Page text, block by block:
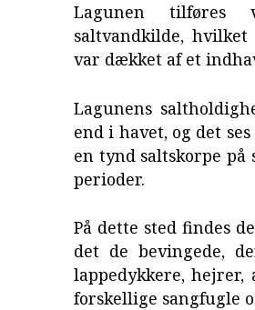
Lagunen tilføres
saltvandkilde,
var dækket af et
Lagunens
end i havet, og det
en tynd saltskorpe
perioder.
På dette sted findes
det de bevingede,
lappedykkere, hejrer,
forskellige sangfugle